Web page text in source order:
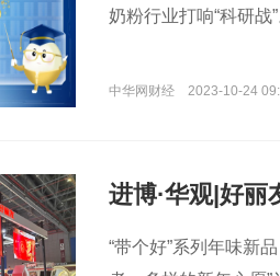
奶粉行业打响“科研战”
中华网财经 2023-10-24
进博·华观|好丽
“带个好”系列年味新